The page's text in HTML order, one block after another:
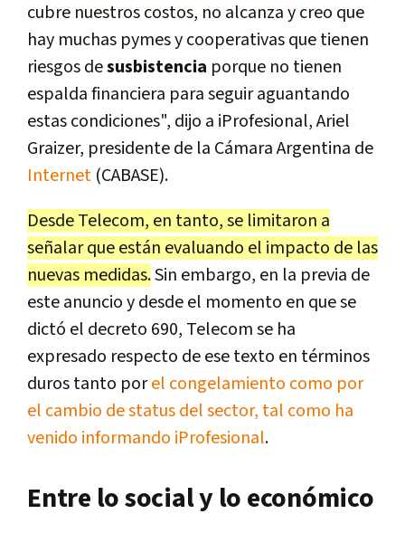
cubre nuestros costos, no alcanza y creo que
hay muchas pymes y cooperativas que tienen
riesgos desusbistencia porque no tienen
espalda financiera para seguir aguantando
estas condiciones", dijo a iProfesional, Ariel
Graizer, presidente de la Cámara Argentina de
Internet (CABASE).
Desde Telecom, en tanto, se limitaron a
señalar que están evaluando el impacto de las
nuevas medidas.Sin embargo, en la previa de
este anuncio y desde el momento en que se
dictó el decreto 690, Telecom se ha
expresado respecto de ese texto en términos
duros tanto porel congelamiento como por
el cambio de status del sector, tal como ha
venido informando iProfesional.
Entre lo social y lo económico